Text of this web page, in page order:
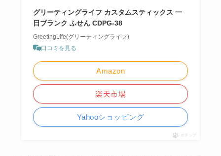
グリーティングライフ カスタムスティックス 一
日ブランク ふせん CDPG-38
GreetingLife(グリーティングライフ)
口コミを見る
Amazon
楽天市場
Yahooショッピング
ポチップ